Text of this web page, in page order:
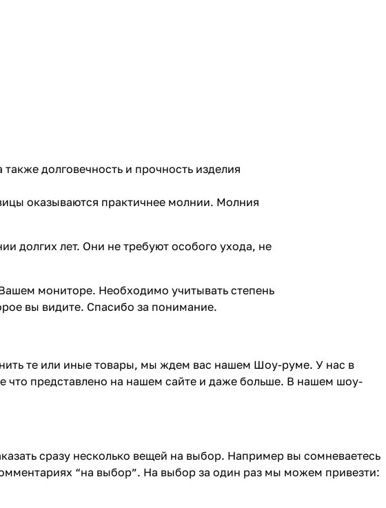
долговечность и прочность изделия
оказываются практичнее молнии. Молния
долгих лет. Они не требуют особого ухода, не
мониторе. Необходимо учитывать степень
вы видите. Спасибо за понимание.
те или иные товары, мы ждем вас нашем Шоу-руме. У нас в
что представлено на нашем сайте и даже больше. В нашем шоу-
сразу несколько вещей на выбор. Например вы сомневаетесь
“на выбор”. На выбор за один раз мы можем привезти: